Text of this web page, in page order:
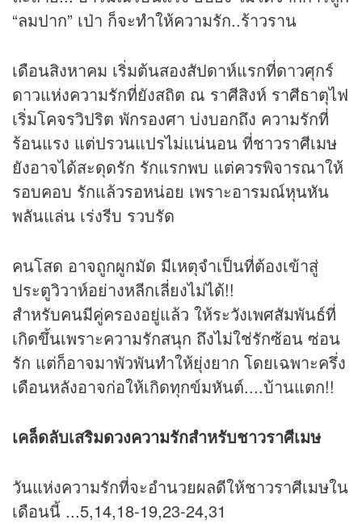
“ลมปาก” เป่า ก็จะทำให้ความรัก..ร้าวราน
เดือนสิงหาคม เริ่มต้นสองสัปดาห์แรกที่ดาวศุกร์
ดาวแห่งความรักที่ยังสถิต ณ ราศีสิงห์ ราศีธาตุไฟ
เริ่มโคจรวิปริต พักรองศา บ่งบอกถึง ความรักที่
ร้อนแรง แต่ปรวนแปรไม่แน่นอน ที่ชาวราศีเมษ
ยังอาจได้สะดุดรัก รักแรกพบ แต่ควรพิจารณาให้
รอบคอบ รักแล้วรอหน่อย เพราะอารมณ์หุนหัน
พลันแล่น เร่งรีบ รวบรัด
คนโสด อาจถูกผูกมัด มีเหตุจำเป็นที่ต้องเข้าสู่
ประตูวิวาห์อย่างหลีกเลี่ยงไม่ได้!!
สำหรับคนมีคู่ครองอยู่แล้ว ให้ระวังเพศสัมพันธ์ที่
เกิดขึ้นเพราะความรักสนุก ถึงไม่ใช่รักซ้อน ซ่อน
รัก แต่ก็อาจมาพัวพันทำให้ยุ่งยาก โดยเฉพาะครึ่ง
เดือนหลังอาจก่อให้เกิดทุกข์มหันต์....บ้านแตก!!
เคล็ดลับเสริมดวงความรักสำหรับชาวราศีเมษ
วันแห่งความรักที่จะอำนวยผลดีให้ชาวราศีเมษใน
เดือนนี้ ...5,14,18-19,23-24,31